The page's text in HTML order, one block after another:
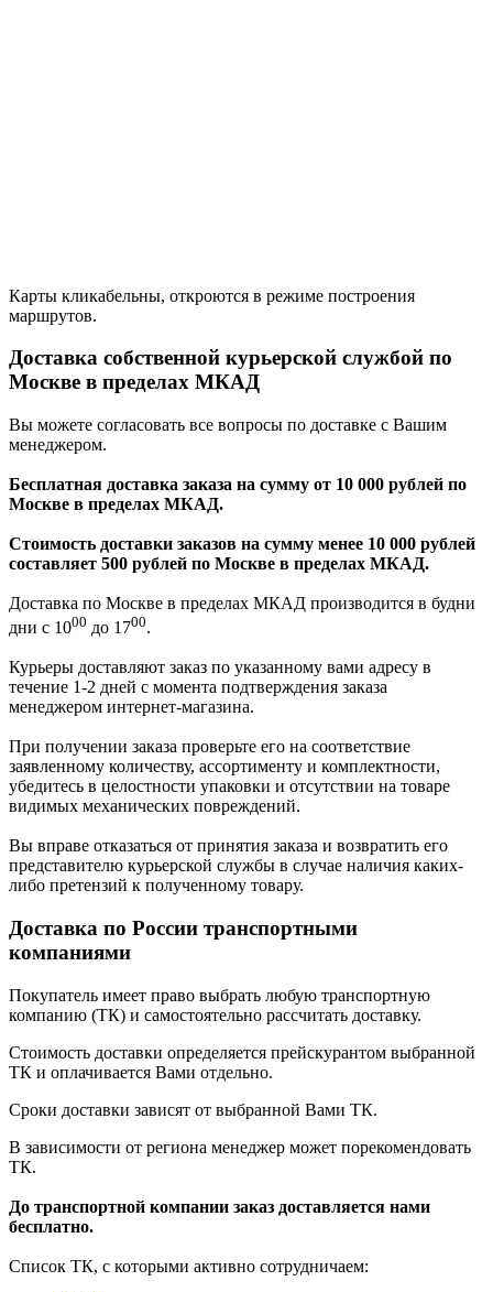
Карты кликабельны, откроются в режиме построения
маршрутов.
Доставка собственной курьерской службой по
Москве в пределах МКАД
Вы можете согласовать все вопросы по доставке с Вашим
менеджером.
Бесплатная доставка заказа на сумму от 10 000 рублей по
Москве в пределах МКАД.
Стоимость доставки заказов на сумму менее 10 000 рублей
составляет 500 рублей по Москве в пределах МКАД.
Доставка по Москве в пределах МКАД производится в будни
дни с 1000 до 1700.
Курьеры доставляют заказ по указанному вами адресу в
течение 1-2 дней с момента подтверждения заказа
менеджером интернет-магазина.
При получении заказа проверьте его на соответствие
заявленному количеству, ассортименту и комплектности,
убедитесь в целостности упаковки и отсутствии на товаре
видимых механических повреждений.
Вы вправе отказаться от принятия заказа и возвратить его
представителю курьерской службы в случае наличия каких-
либо претензий к полученному товару.
Доставка по России транспортными
компаниями
Покупатель имеет право выбрать любую транспортную
компанию (ТК) и самостоятельно рассчитать доставку.
Стоимость доставки определяется прейскурантом выбранной
ТК и оплачивается Вами отдельно.
Сроки доставки зависят от выбранной Вами ТК.
В зависимости от региона менеджер может порекомендовать
ТК.
До транспортной компании заказ доставляется нами
бесплатно.
Список ТК, с которыми активно сотрудничаем: